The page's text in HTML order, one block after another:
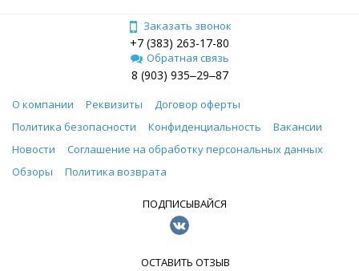
Заказать звонок
+7 (383) 263-17-80
Обратная связь
8 (903) 935‒29‒87
О компании Реквизиты
Договор оферты
Политика безопасности
Конфиденциальность
Вакансии
Новости
Соглашение на обработку персональных данных
Обзоры
Политика возврата
ПОДПИСЫВАЙСЯ
ОСТАВИТЬ ОТЗЫВ